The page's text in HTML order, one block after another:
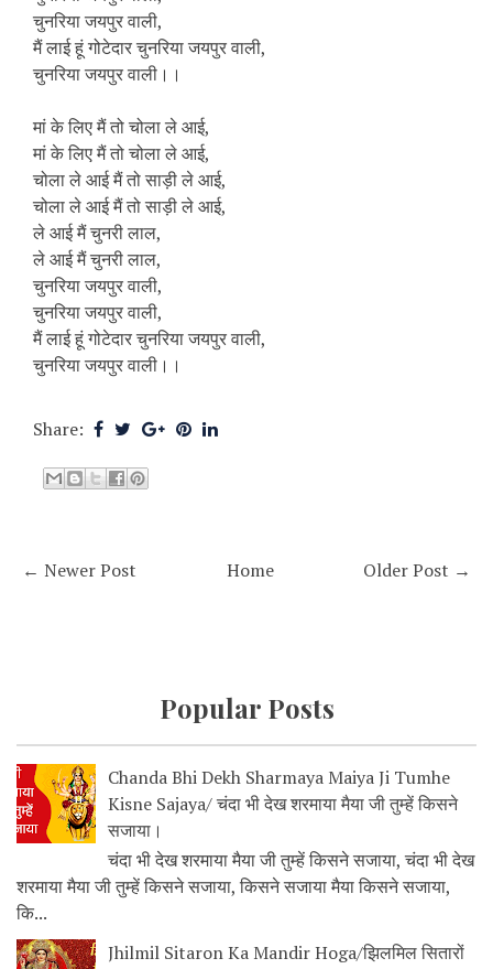
चुनरिया जयपुर वाली,
मैं लाई हूं गोटेदार चुनरिया जयपुर वाली,
चुनरिया जयपुर वाली।।
मां के लिए मैं तो चोला ले आई,
मां के लिए मैं तो चोला ले आई,
चोला ले आई मैं तो साड़ी ले आई,
चोला ले आई मैं तो साड़ी ले आई,
ले आई मैं चुनरी लाल,
ले आई मैं चुनरी लाल,
चुनरिया जयपुर वाली,
चुनरिया जयपुर वाली,
मैं लाई हूं गोटेदार चुनरिया जयपुर वाली,
चुनरिया जयपुर वाली।।
Share:
← Newer Post Older Post →
Home
Popular Posts
Chanda Bhi Dekh Sharmaya Maiya Ji Tumhe
Kisne Sajaya/ चंदा भी देख शरमाया मैया जी तुम्हें किसने
सजाया।
चंदा भी देख शरमाया मैया जी तुम्हें किसने सजाया, चंदा भी देख
शरमाया मैया जी तुम्हें किसने सजाया, किसने सजाया मैया किसने सजाया,
कि...
Jhilmil Sitaron Ka Mandir Hoga/झिलमिल सितारों